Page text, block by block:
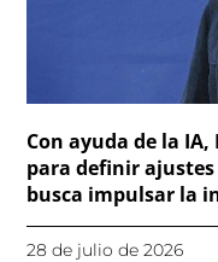
Con ayuda de la
para definir
busca impulsar la
28 de julio de 2026